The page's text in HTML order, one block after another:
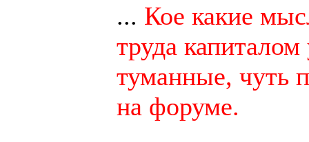
... Кое какие
труда
туманные, чуть
на форуме.